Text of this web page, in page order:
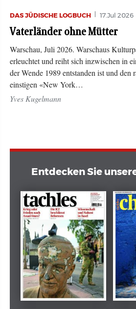
DAS JÜDISCHE LOGBUCH 17.Jul 2026
Vaterländer ohne Mütter
Warschau, Juli 2026. Warschaus
erleuchtet und reiht sich inzwischen in
der Wende 1989 entstanden ist und den
einstigen «New York…
Yves Kugelmann
Entdecken Sie